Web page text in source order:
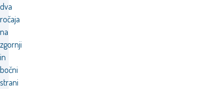
dva
ročaja
na
zgornji
in
bočni
strani